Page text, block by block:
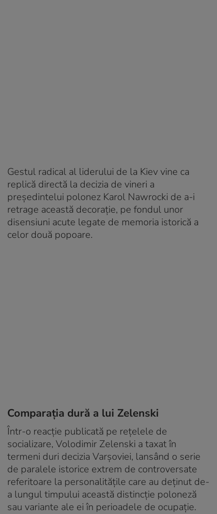
Gestul radical al liderului de la Kiev vine ca
replică directă la decizia de vineri a
președintelui polonez Karol Nawrocki de a-i
retrage această decorație, pe fondul unor
disensiuni acute legate de memoria istorică a
celor două popoare.
Comparația dură a lui Zelenski
Într-o reacție publicată pe rețelele de
socializare, Volodimir Zelenski a taxat în
termeni duri decizia Varșoviei, lansând o serie
de paralele istorice extrem de controversate
referitoare la personalitățile care au deținut de-
a lungul timpului această distincție poloneză
sau variante ale ei în perioadele de ocupație.